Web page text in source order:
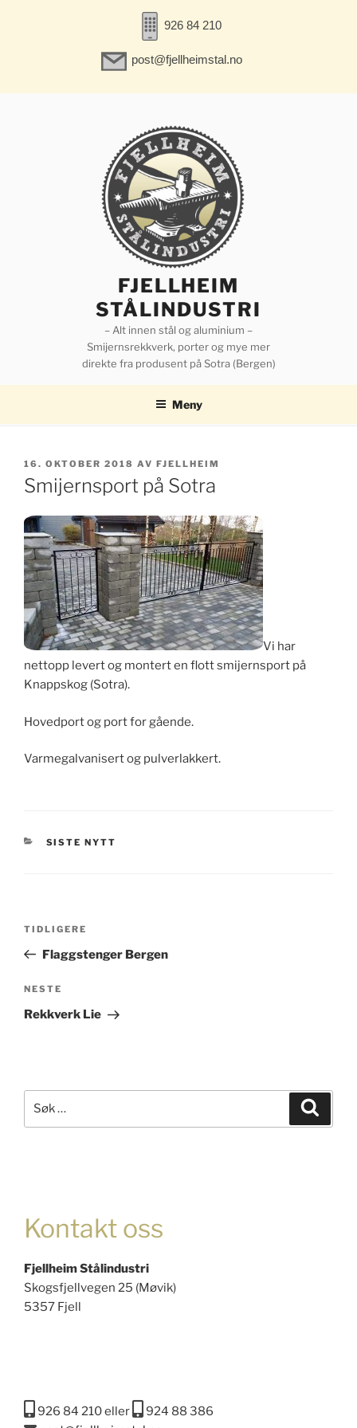
926 84 210
post@fjellheimstal.no
FJELLHEIM
STÅLINDUSTRI
– Alt innen stål og aluminium –
Smijernsrekkverk, porter og mye mer
direkte fra produsent på Sotra (Bergen)
Meny
PUBLISERT
16. OKTOBER 2018 AV FJELLHEIM
Smijernsport på Sotra
Vi har
nettopp levert og montert en flott smijernsport på
Knappskog (Sotra).
Hovedport og port for gående.
Varmegalvanisert og pulverlakkert.
KATEGORIER
SISTE NYTT
Forrige
innlegg
TIDLIGERE
Flaggstenger Bergen
Neste
innlegg
NESTE
Rekkverk Lie
etter:
Kontakt oss
Fjellheim Stålindustri
Skogsfjellvegen 25 (Møvik)
5357 Fjell
926 84 210 eller
924 88 386